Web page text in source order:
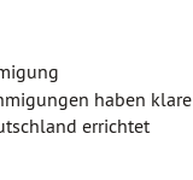
haben klare
errichtet